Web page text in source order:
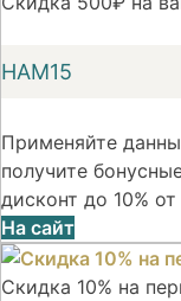
НАМ15
Применяйте
получите
дисконт до 10%
На сайт
Скидка 10% на